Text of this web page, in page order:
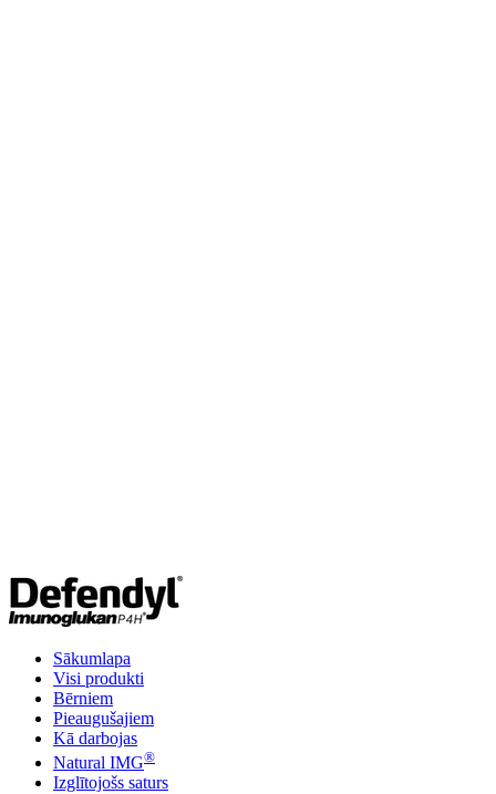
Sākumlapa
Visi produkti
Bērniem
Pieaugušajiem
Kā darbojas
Natural IMG®
Izglītojošs saturs